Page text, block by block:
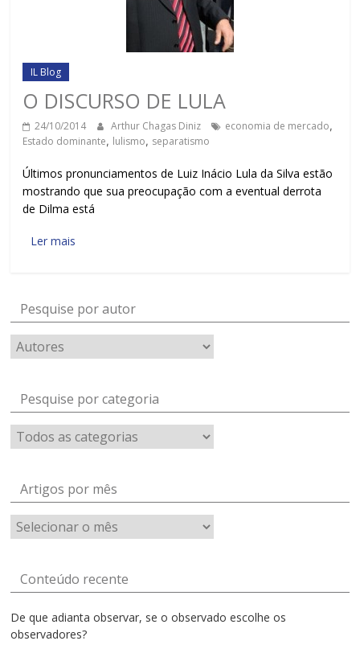
IL Blog
O DISCURSO DE LULA
24/10/2014 Arthur Chagas Diniz economia de mercado,
Estado dominante, lulismo, separatismo
Últimos pronunciamentos de Luiz Inácio Lula da Silva estão
mostrando que sua preocupação com a eventual derrota
de Dilma está
Ler mais
Pesquise por autor
Pesquise por categoria
Artigos por mês
Artigos
por
Conteúdo recente
De que adianta observar, se o observado escolhe os
observadores?